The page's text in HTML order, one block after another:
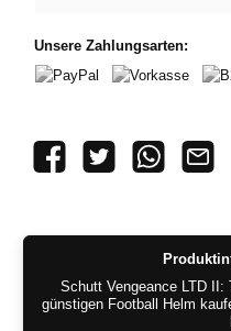
Unsere Zahlungsarten:
Schutt Vengeance LTD
günstigen Football Helm